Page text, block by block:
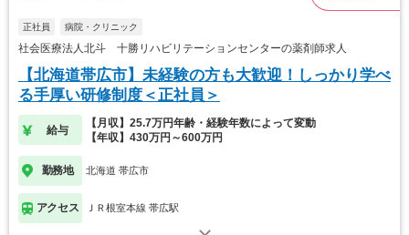
正社員 病院・クリニック
社会医療法人北斗 十勝リハビリテーションセンターの薬剤師求人
【北海道帯広市】未経験の方も大歓迎！しっかり学べ
る手厚い研修制度＜正社員＞
給与
【月収】25.7万円年齢・経験年数によって変動
【年収】430万円～600万円
勤務地 北海道 帯広市
アクセス ＪＲ根室本線 帯広駅